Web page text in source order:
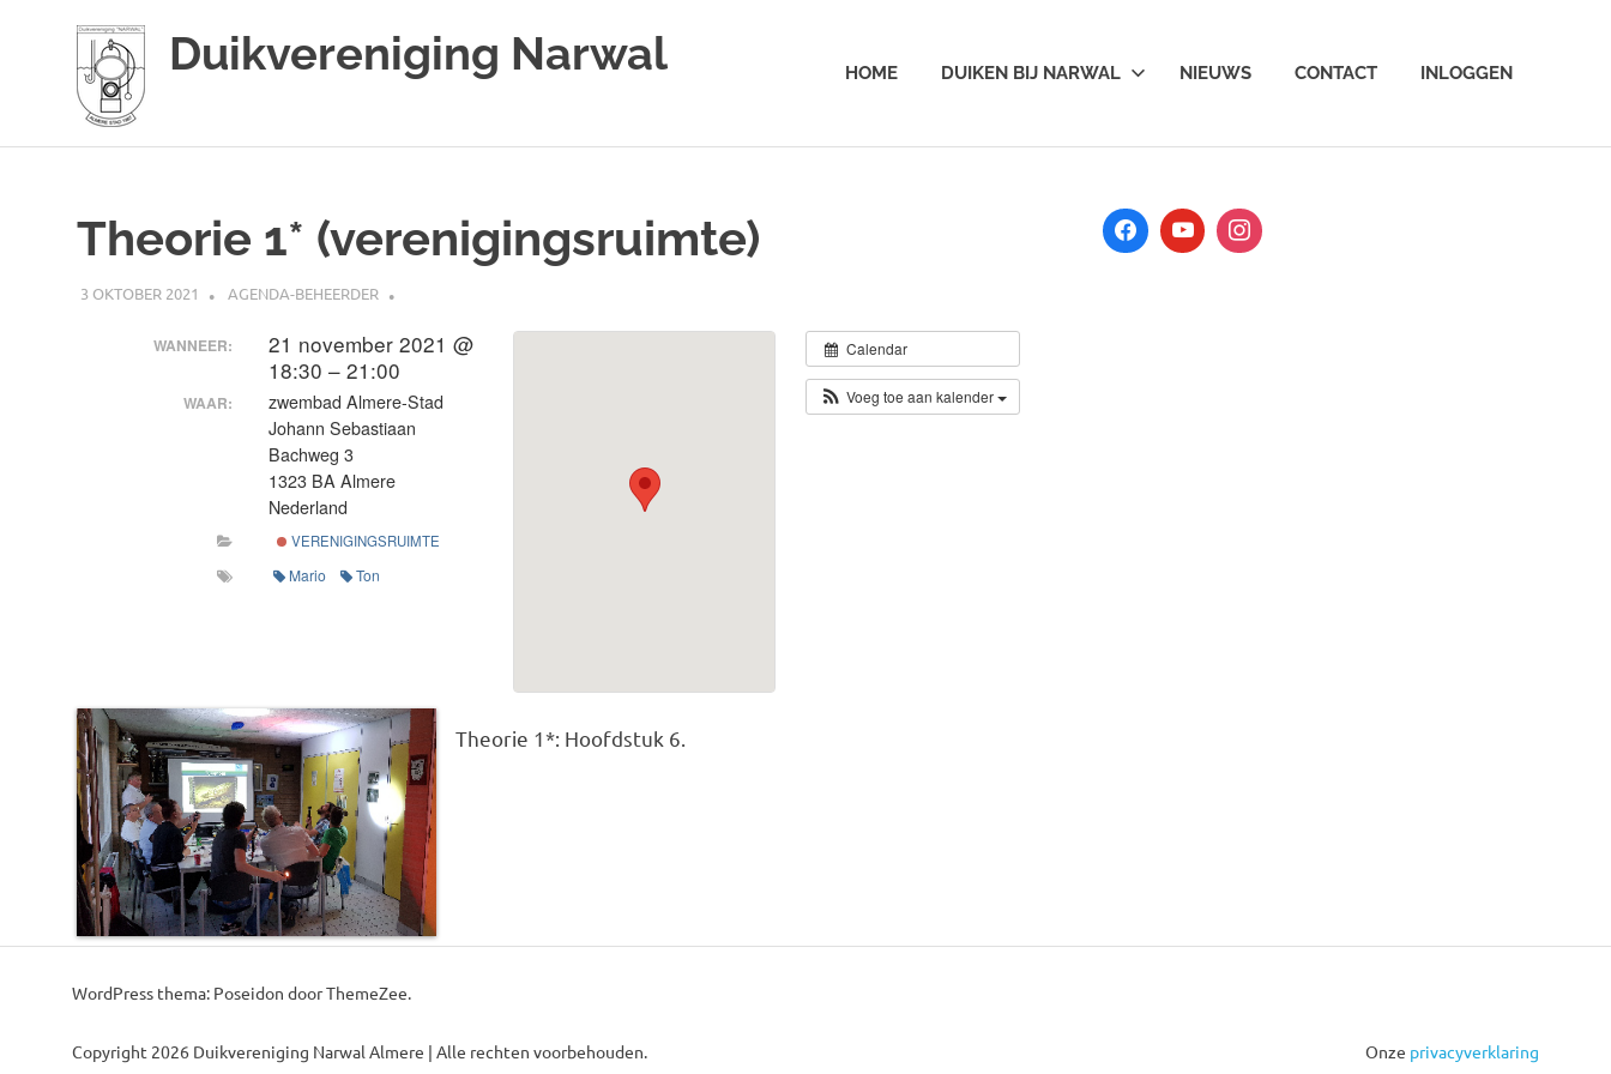
Duikvereniging Narwal HOME DUIKEN BIJ NARWAL NIEUWS CONTACT INLOGGEN
Theorie 1* (verenigingsruimte)
3 OKTOBER 2021 AGENDA-BEHEERDER
Calendar
Voeg toe aan kalender
WANNEER:
21 november 2021 @
18:30 – 21:00
WAAR:
zwembad Almere-Stad
Johann Sebastiaan
Bachweg 3
1323 BA Almere
Nederland
VERENIGINGSRUIMTE
Mario Ton
Theorie 1*: Hoofdstuk 6.
WordPress thema: Poseidon door ThemeZee.
Copyright 2026 Duikvereniging Narwal Almere | Alle rechten voorbehouden. Onze privacyverklaring